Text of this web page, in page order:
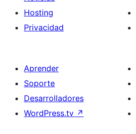
Hosting
Privacidad
Aprender
Soporte
Desarrolladores
WordPress.tv ↗